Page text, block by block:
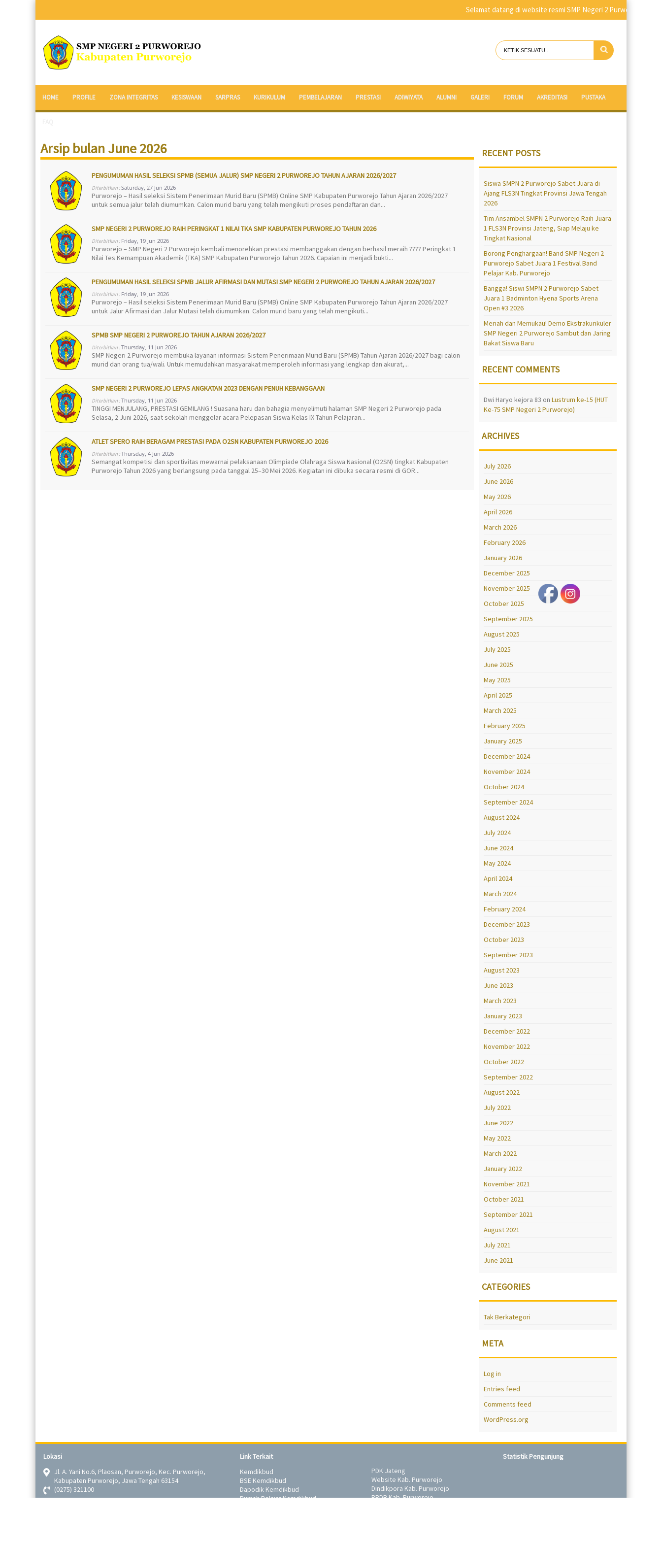
Selamat datang di website resmi SMP Negeri 2 Purworejo
HOME PROFILE ZONA INTEGRITAS KESISWAAN SARPRAS KURIKULUM PEMBELAJARAN PRESTASI ADIWIYATA ALUMNI GALERI FORUM AKREDITASI PUSTAKA
Arsip bulan June 2026
PENGUMUMAN HASIL SELEKSI SPMB (SEMUA JALUR) SMP NEGERI 2 PURWOREJO TAHUN AJARAN 2026/2027
Diterbitkan :Saturday, 27 Jun 2026
Purworejo – Hasil seleksi Sistem Penerimaan Murid Baru (SPMB) Online SMP Kabupaten Purworejo Tahun Ajaran 2026/2027
untuk semua jalur telah diumumkan. Calon murid baru yang telah mengikuti proses pendaftaran dan...
SMP NEGERI 2 PURWOREJO RAIH PERINGKAT 1 NILAI TKA SMP KABUPATEN PURWOREJO TAHUN 2026
Diterbitkan : Friday, 19 Jun 2026
Purworejo – SMP Negeri 2 Purworejo kembali menorehkan prestasi membanggakan dengan berhasil meraih ???? Peringkat 1
Nilai Tes Kemampuan Akademik (TKA) SMP Kabupaten Purworejo Tahun 2026. Capaian ini menjadi bukti...
PENGUMUMAN HASIL SELEKSI SPMB JALUR AFIRMASI DAN MUTASI SMP NEGERI 2 PURWOREJO TAHUN AJARAN 2026/2027
Diterbitkan : Friday, 19 Jun 2026
Purworejo – Hasil seleksi Sistem Penerimaan Murid Baru (SPMB) Online SMP Kabupaten Purworejo Tahun Ajaran 2026/2027
untuk Jalur Afirmasi dan Jalur Mutasi telah diumumkan. Calon murid baru yang telah mengikuti...
SPMB SMP NEGERI 2 PURWOREJO TAHUN AJARAN 2026/2027
Diterbitkan :Thursday, 11 Jun 2026
SMP Negeri 2 Purworejo membuka layanan informasi Sistem Penerimaan Murid Baru (SPMB) Tahun Ajaran 2026/2027 bagi calon
murid dan orang tua/wali. Untuk memudahkan masyarakat memperoleh informasi yang lengkap dan akurat,...
SMP NEGERI 2 PURWOREJO LEPAS ANGKATAN 2023 DENGAN PENUH KEBANGGAAN
Diterbitkan :Thursday, 11 Jun 2026
TINGGI MENJULANG, PRESTASI GEMILANG ! Suasana haru dan bahagia menyelimuti halaman SMP Negeri 2 Purworejo pada
Selasa, 2 Juni 2026, saat sekolah menggelar acara Pelepasan Siswa Kelas IX Tahun Pelajaran...
ATLET SPERO RAIH BERAGAM PRESTASI PADA O2SN KABUPATEN PURWOREJO 2026
Diterbitkan :Thursday, 4 Jun 2026
Semangat kompetisi dan sportivitas mewarnai pelaksanaan Olimpiade Olahraga Siswa Nasional (O2SN) tingkat Kabupaten
Purworejo Tahun 2026 yang berlangsung pada tanggal 25–30 Mei 2026. Kegiatan ini dibuka secara resmi di GOR...
RECENT POSTS
Siswa SMPN 2 Purworejo Sabet Juara di
Ajang FLS3N Tingkat Provinsi Jawa Tengah
2026
Tim Ansambel SMPN 2 Purworejo Raih Juara
1 FLS3N Provinsi Jateng, Siap Melaju ke
Tingkat Nasional
Borong Penghargaan! Band SMP Negeri 2
Purworejo Sabet Juara 1 Festival Band
Pelajar Kab. Purworejo
Bangga! Siswi SMPN 2 Purworejo Sabet
Juara 1 Badminton Hyena Sports Arena
Open #3 2026
Meriah dan Memukau! Demo Ekstrakurikuler
SMP Negeri 2 Purworejo Sambut dan Jaring
Bakat Siswa Baru
RECENT COMMENTS
Dwi Haryo kejora 83 on Lustrum ke-15 (HUT
Ke-75 SMP Negeri 2 Purworejo)
ARCHIVES
July 2026
June 2026
May 2026
April 2026
March 2026
February 2026
January 2026
December 2025
November 2025
October 2025
September 2025
August 2025
July 2025
June 2025
May 2025
April 2025
March 2025
February 2025
January 2025
December 2024
November 2024
October 2024
September 2024
August 2024
July 2024
June 2024
May 2024
April 2024
March 2024
February 2024
December 2023
October 2023
September 2023
August 2023
June 2023
March 2023
January 2023
December 2022
November 2022
October 2022
September 2022
August 2022
July 2022
June 2022
May 2022
March 2022
January 2022
November 2021
October 2021
September 2021
August 2021
July 2021
June 2021
CATEGORIES
Tak Berkategori
META
Log in
Entries feed
Comments feed
WordPress.org
Lokasi
Jl. A. Yani No.6, Plaosan, Purworejo, Kec. Purworejo,
Kabupaten Purworejo, Jawa Tengah 63154
(0275) 321100
info@smp2purworeno.sch.id
Link Terkait
Kemdikbud
BSE Kemdikbud
Dapodik Kemdikbud
Rumah Belajar Kemdikbud
PDK Jateng
Website Kab. Purworejo
Dindikpora Kab. Purworejo
PPDB Kab. Purworejo
Statistik Pengunjung